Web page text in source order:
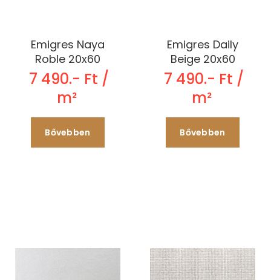
Emigres Naya
Roble 20x60
7 490.- Ft /
m²
Bővebben
Emigres Daily
Beige 20x60
7 490.- Ft /
m²
Bővebben